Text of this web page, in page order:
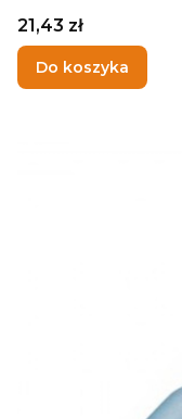
Cena
21,43 zł
Do koszyka